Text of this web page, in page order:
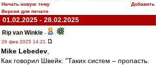
Начать новую тему
Добавить
Версия для печати
01.02.2025 - 28.02.2025
Rip van Winkle -
26 фев 2025 14:21
Mike Lebedev
Как говорил Швейк: "Таких систем – пропасть.